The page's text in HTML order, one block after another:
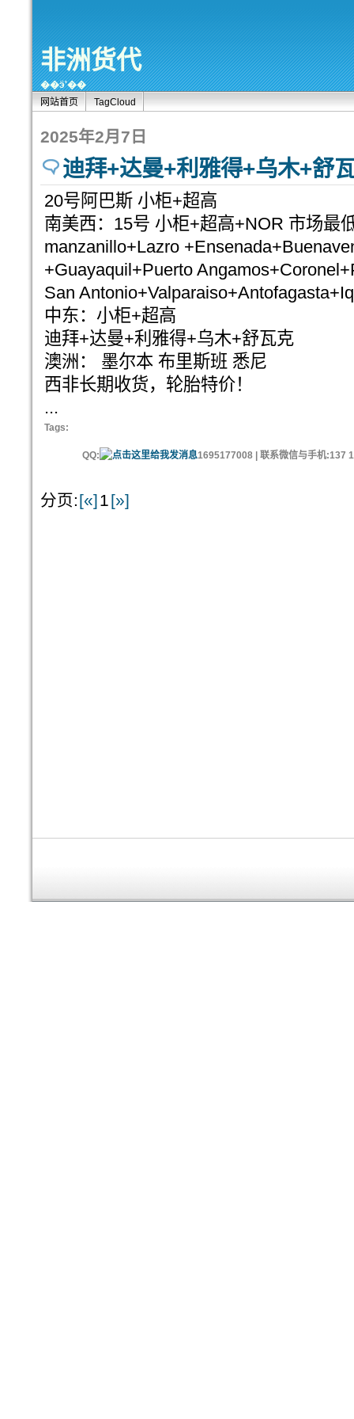
非洲货代
��ӭʹ��
网站首页
TagCloud
2025年2月7日
迪拜+达曼+利雅得+乌木+舒
20号阿巴斯 小柜+超高
南美西：15号 小柜+超高+NOR 市场最
manzanillo+Lazro
+Guayaquil+Puerto
San
中东：小柜+超高
迪拜+达曼+利雅得+乌木+舒瓦克
澳洲： 墨尔本 布里斯班 悉尼
西非长期收货，轮胎特价！
...
Tags:
QQ: 1695177008 | 联系微信与手机:137
分页:[«]1[»]